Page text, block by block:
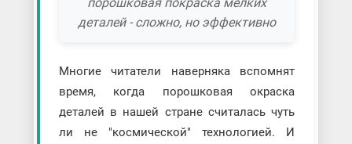
деталей - сложно, но эффективно
Многие читатели наверняка вспомнят
время, когда порошковая окраска
деталей в нашей стране считалась чуть
ли не "космической" технологией. И